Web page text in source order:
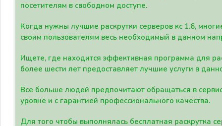
посетителям в свободном доступе.
Когда нужны лучшие раскрутки серверов кс 1.6,
своим пользователям весь необходимый в данном
Ищете, где находится эффективная программа для
более шести лет предоставляет лучшие услуги в
Все больше людей предпочитают обращаться в
уровне и с гарантией профессионального качества.
Для того чтобы выполнялась бесплатная раскрутка